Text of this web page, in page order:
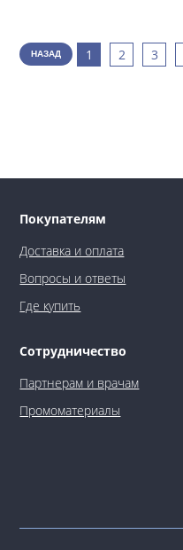
НАЗАД 1 2 3
Покупателям
Доставка и оплата
Вопросы и ответы
Где купить
Сотрудничество
Партнерам и врачам
Промоматериалы